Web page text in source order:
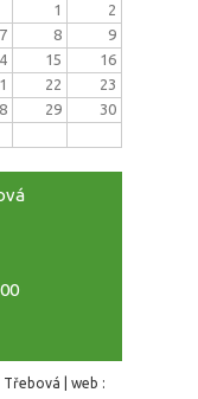
1
2
7 8
9
15
16
22
23
29
30
| web :